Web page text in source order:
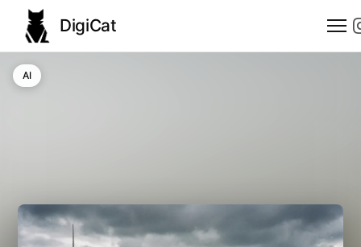
DigiCat
AI
Społeczeństwo
AI